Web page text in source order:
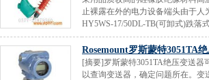
止裸露在外的电力设备端头由于
HY5WS-17/50DL-TB(可卸式)跌落
Rosemount罗斯蒙特3051TA
[摘要]罗斯蒙特3051TA绝压变送
以查询变送器，确定问题所在。